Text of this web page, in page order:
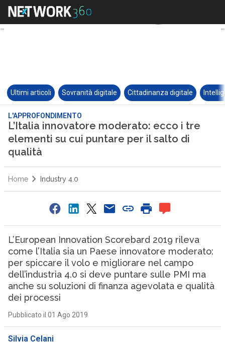
Ultimi articoli Sovranità digitale Cittadinanza digitale
L'APPROFONDIMENTO
L’Italia innovatore moderato: ecco i tre
elementi su cui puntare per il salto di
qualità
Home Industry 4.0
L’European Innovation Scorebard 2019 rileva
come l’Italia sia un Paese innovatore moderato:
per spiccare il volo e migliorare nel campo
dell’industria 4.0 si deve puntare sulle PMI ma
anche su soluzioni di finanza agevolata e qualità
dei processi
Pubblicato il 01 Ago 2019
Silvia Celani